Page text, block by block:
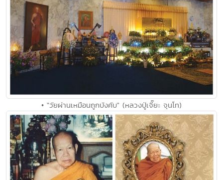
• "วัยผ่านเหมือนถูกบังคับ" (หลวงปู่เจี๊ยะ จุนโท)